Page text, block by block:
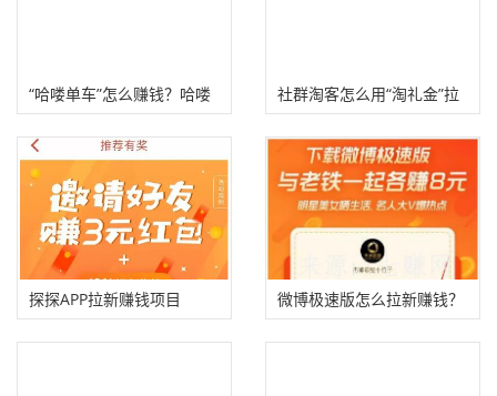
“哈喽单车”怎么赚钱？哈喽
顺风车拉新赚钱！
社群淘客怎么用“淘礼金”拉
新赚钱？
探探APP拉新赚钱项目 微博极速版怎么拉新赚钱？